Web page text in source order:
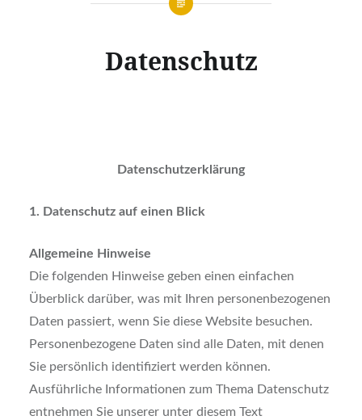
Datenschutz
Datenschutzerklärung
1. Datenschutz auf einen Blick
Allgemeine Hinweise
Die folgenden Hinweise geben einen einfachen
Überblick darüber, was mit Ihren personenbezogenen
Daten passiert, wenn Sie diese Website besuchen.
Personenbezogene Daten sind alle Daten, mit denen
Sie persönlich identifiziert werden können.
Ausführliche Informationen zum Thema Datenschutz
entnehmen Sie unserer unter diesem Text